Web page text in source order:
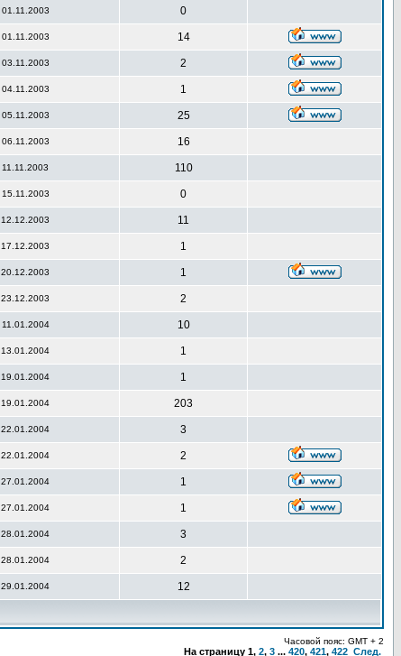
01.11.2003 0
01.11.2003 14
03.11.2003 2
04.11.2003 1
05.11.2003 25
06.11.2003 16
11.11.2003 110
15.11.2003 0
12.12.2003 11
17.12.2003 1
20.12.2003 1
23.12.2003 2
11.01.2004 10
13.01.2004 1
19.01.2004 1
19.01.2004 203
22.01.2004 3
22.01.2004 2
27.01.2004 1
27.01.2004 1
28.01.2004 3
28.01.2004 2
29.01.2004 12
Часовой пояс: GMT + 2
На страницу 1, 2, 3 ... 420, 421, 422 След.